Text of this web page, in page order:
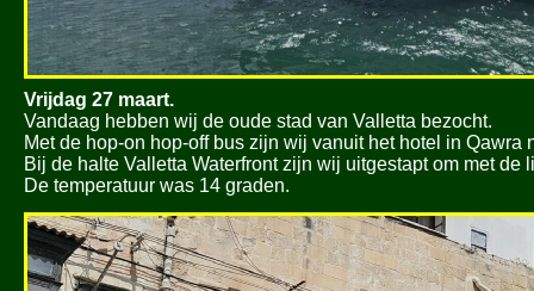
Vrijdag 27 maart.
Vandaag hebben wij de oude stad van Valletta bezocht.
Met de hop-on hop-off bus zijn wij vanuit het hotel in Qawra
Bij de halte Valletta Waterfront zijn wij uitgestapt om met de
De temperatuur was 14 graden.